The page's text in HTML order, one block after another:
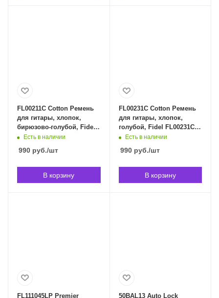
FL00211C Cotton Ремень
для гитары, хлопок,
бирюзово-голубой, Fidel
FL00211C в Владивостоке
Есть в наличии
990 руб./шт
В корзину
FL00231C Cotton Ремень
для гитары, хлопок,
голубой, Fidel FL00231C в
Владивостоке
Есть в наличии
990руб./шт
В корзину
FL111045LP Premier 50BAL13 Auto Lock